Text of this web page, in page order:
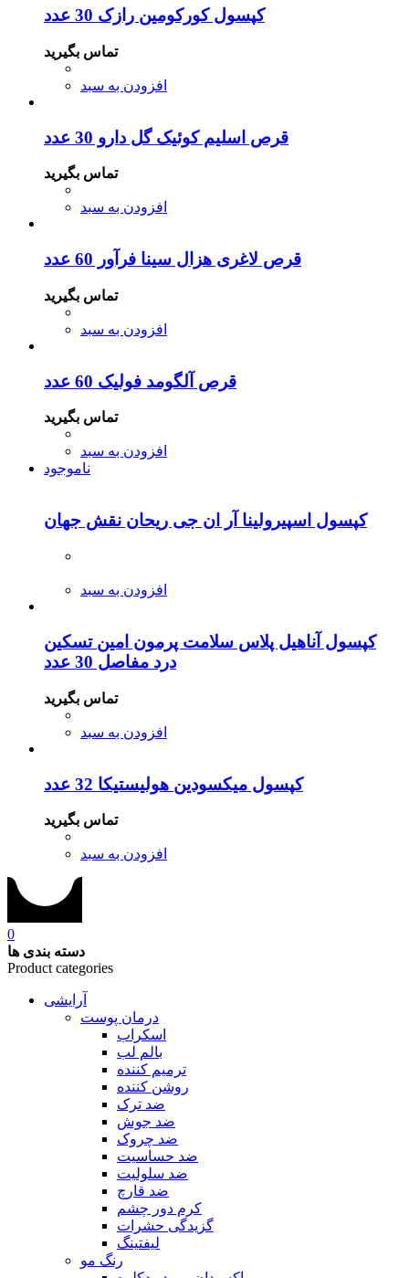
کپسول کورکومین رازک 30 عدد
تماس بگیرید
افزودن به سبد
قرص اسلیم کوئیک گل دارو 30 عدد
تماس بگیرید
افزودن به سبد
قرص لاغری هزال سینا فرآور 60 عدد
تماس بگیرید
افزودن به سبد
قرص آلگومد فولیک 60 عدد
تماس بگیرید
افزودن به سبد
ناموجود
کپسول اسپیرولینا آر ان جی ریحان نقش جهان
افزودن به سبد
کپسول آناهیل پلاس سلامت پرمون امین تسکین
درد مفاصل 30 عدد
تماس بگیرید
افزودن به سبد
کپسول میکسودین هولیستیکا 32 عدد
تماس بگیرید
افزودن به سبد
0
دسته بندی ها
Product categories
آرایشی
درمان پوست
اسکراب
بالم لب
ترمیم کننده
روشن کننده
ضد ترک
ضد جوش
ضد چروک
ضد حساسیت
ضد سلولیت
ضد قارچ
کرم دور چشم
گزیدگی حشرات
لیفتینگ
رنگ مو